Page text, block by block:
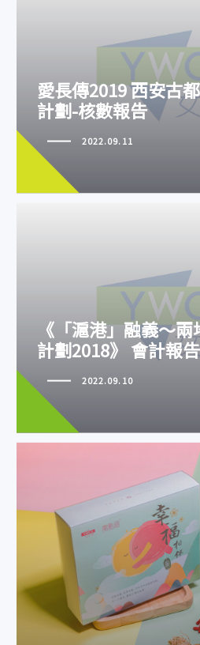
愛長傳2019 西安古
驗計劃-核數報告
愛長傳2019 西安古
計劃-核數報告
2022.09.11
《「滬港」融義～
驗計劃2018》 會計
《「滬港」融義～
計劃2018》 會計報告
2022.09.10
早鳥優惠最後三日
知障礙症患者